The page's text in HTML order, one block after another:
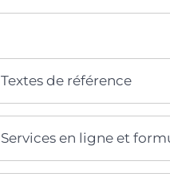
Textes de référence
Services en ligne et